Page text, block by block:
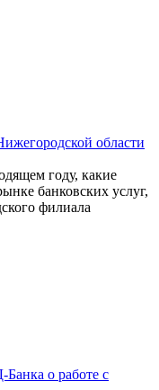
области
году, какие
банковских услуг,
филиала
о работе с